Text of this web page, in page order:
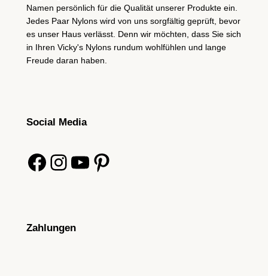
Namen persönlich für die Qualität unserer Produkte ein.
Jedes Paar Nylons wird von uns sorgfältig geprüft, bevor
es unser Haus verlässt. Denn wir möchten, dass Sie sich
in Ihren Vicky's Nylons rundum wohlfühlen und lange
Freude daran haben.
Social Media
Facebook Instagram YouTube Pinterest
Zahlungen